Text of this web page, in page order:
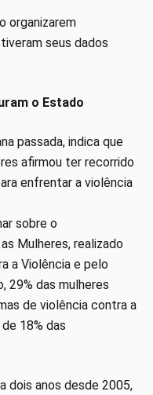
organizarem
seus dados
o Estado
passada, indica que
afirmou ter recorrido
enfrentar a violência
sobre o
Mulheres, realizado
a Violência e pelo
29% das mulheres
de violência contra a
18% das
dois anos desde 2005,